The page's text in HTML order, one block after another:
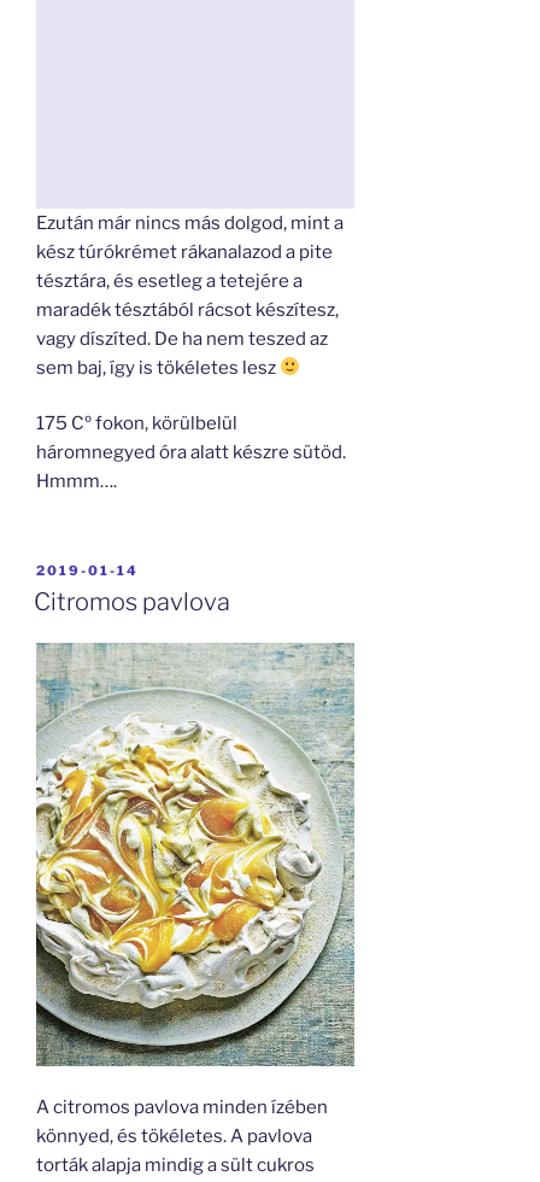
Ezután már nincs más dolgod, mint a
kész túrókrémet rákanalazod a pite
tésztára, és esetleg a tetejére a
maradék tésztából rácsot készítesz,
vagy díszíted. De ha nem teszed az
sem baj, így is tökéletes lesz
175 Cº fokon, körülbelül
háromnegyed óra alatt készre sütöd.
Hmmm….
BEKÜLDVE:
2019-01-14
Citromos pavlova
A citromos pavlova minden ízében
könnyed, és tökéletes. A pavlova
torták alapja mindig a sült cukros